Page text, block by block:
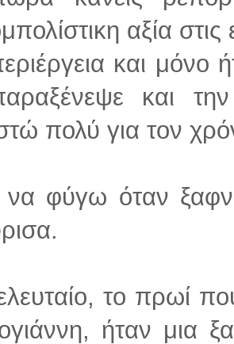
αξία
και μόνο
και
πολύ για τον
φύγω όταν
το πρωί
ήταν μια